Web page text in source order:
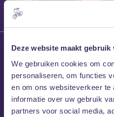
Deze website maakt gebruik
We gebruiken cookies om
personaliseren, om functies
en om ons websiteverkeer
informatie over uw gebruik
partners voor social media,